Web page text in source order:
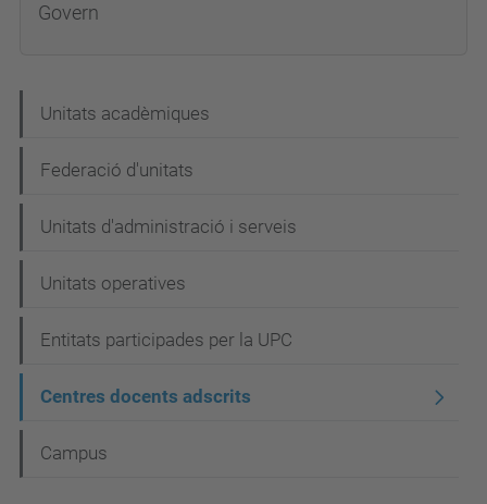
Govern
a
v
g
a
i
ó
Unitats acadèmiques
Federació d'unitats
Unitats d'administració i serveis
Unitats operatives
Entitats participades per la UPC
Centres docents adscrits
Campus